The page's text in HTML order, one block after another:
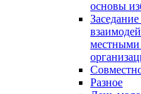
основы
местными
Разное